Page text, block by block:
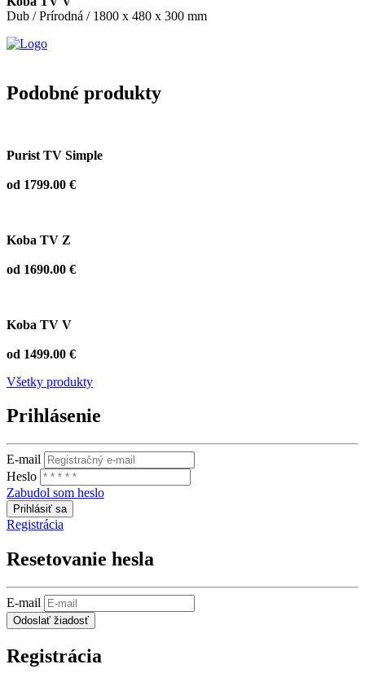
Dub / Prírodná / 1800 x 480 x 300 mm
Podobné produkty
Purist TV Simple
od 1799.00 €
Koba TV Z
od 1690.00 €
Koba TV V
od 1499.00 €
Všetky produkty
Prihlásenie
E-mail
Heslo
Zabudol som heslo
Prihlásiť sa
Registrácia
Resetovanie hesla
E-mail
Odoslať žiadosť
Registrácia